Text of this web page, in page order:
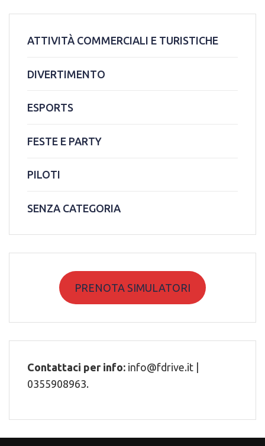
ATTIVITÀ COMMERCIALI E TURISTICHE
DIVERTIMENTO
ESPORTS
FESTE E PARTY
PILOTI
SENZA CATEGORIA
PRENOTA SIMULATORI
Contattaci per info: info@fdrive.it |
0355908963.